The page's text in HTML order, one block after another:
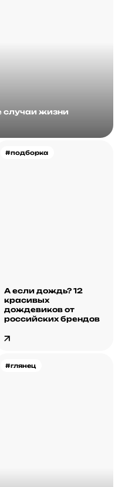
случаи жизни
#подборка
А если дождь? 12
красивых
дождевиков от
российских брендов
#глянец